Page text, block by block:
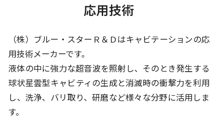
応用技術
（株）ブルー・スターＲ＆Ｄはキャビテーションの応
用技術メーカーです。
液体の中に強力な超音波を照射し、そのとき発生する
球状星雲型キャビティの生成と消滅時の衝撃力を利用
し、洗浄、バリ取り、研磨など様々な分野に活用しま
す。